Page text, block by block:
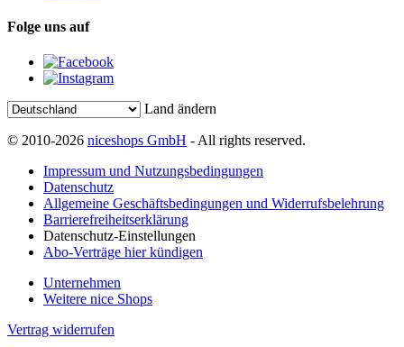
Folge uns auf
Land ändern
© 2010-2026 niceshops GmbH - All rights reserved.
Impressum und Nutzungsbedingungen
Datenschutz
Allgemeine Geschäftsbedingungen und Widerrufsbelehrung
Barrierefreiheitserklärung
Datenschutz-Einstellungen
Abo-Verträge hier kündigen
Unternehmen
Weitere nice Shops
Vertrag widerrufen